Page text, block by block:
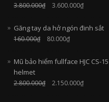
3.800.000₫ 3.600.000₫
Găng tay da hở ngón đinh sắt
160.000₫ 80.000₫
Mũ bảo hiểm fullface HJC CS-
helmet
2.800.000₫ 2.150.000₫